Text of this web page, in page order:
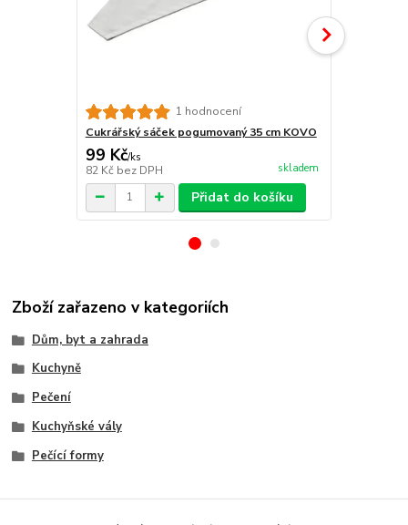
1 hodnocení
Cukrářský sáček pogumovaný 35 cm KOVO
99 Kč/ks
82 Kč bez DPH skladem
Přidat do košíku
Zboží zařazeno v kategoriích
Dům, byt a zahrada
Kuchyně
Pečení
Kuchyňské vály
Pečící formy